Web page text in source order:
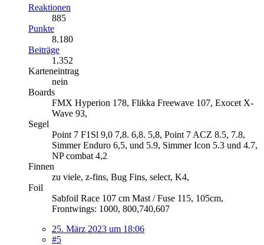
Reaktionen
885
Punkte
8.180
Beiträge
1.352
Karteneintrag
nein
Boards
FMX Hyperion 178, Flikka Freewave 107, Exocet X-
Wave 93,
Segel
Point 7 F1Sl 9,0 7,8. 6,8. 5,8, Point 7 ACZ 8.5, 7.8,
Simmer Enduro 6,5, und 5.9, Simmer Icon 5.3 und 4.7,
NP combat 4,2
Finnen
zu viele, z-fins, Bug Fins, select, K4,
Foil
Sabfoil Race 107 cm Mast / Fuse 115, 105cm,
Frontwings: 1000, 800,740,607
25. März 2023 um 18:06
#5